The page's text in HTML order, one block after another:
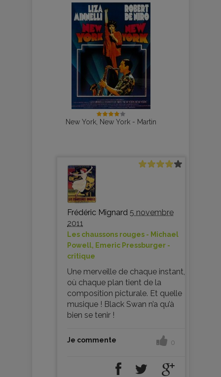
New York, New York - Martin
Frédéric Mignard 5 novembre
2011
Les chaussons rouges - Michael
Powell, Emeric Pressburger -
critique
Une merveille de chaque instant,
où chaque plan tient de la
composition picturale. Et quelle
musique ! Black Swan n’a qu’à
bien se tenir !
Je commente 0